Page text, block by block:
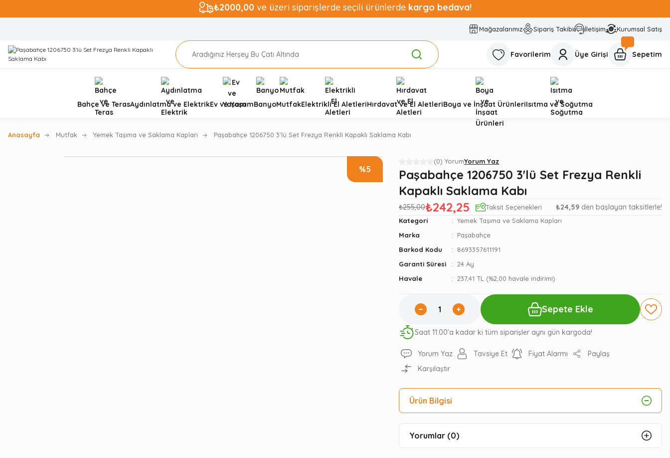
₺2000,00ve üzeri siparişlerde seçili ürünlerde kargo bedava!
Mağazalarımız Sipariş Takibi İletişim Kurumsal Satış
Favorilerim Üye Girişi Sepetim
Bahçe ve TerasAydınlatma ve ElektrikEv ve YaşamBanyoMutfakElektrikli El AletleriHırdavat ve El AletleriBoya ve İnşaat ÜrünleriIsıtma ve Soğutma
Anasayfa Mutfak Yemek Taşıma ve Saklama Kapları Paşabahçe 1206750 3'lü Set Frezya Renkli Kapaklı Saklama Kabı
%5
(0) YorumYorum Yaz
Paşabahçe 1206750 3'lü Set Frezya Renkli
Kapaklı Saklama Kabı
₺255,00₺242,25 Taksit Seçenekleri ₺24,59 den başlayan taksitlerle!
Kategori
Yemek Taşıma ve Saklama Kapları
Marka
Paşabahçe
Barkod Kodu
8693357611191
Garanti Süresi
24 Ay
Havale
237,41 TL (%2,00 havale indirimi)
Sepete Ekle
Saat 11:00’a kadar ki tüm siparişler aynı gün kargoda!
Yorum Yaz Tavsiye Et Fiyat Alarmı
Paylaş
Karşılaştır
Ürün Bilgisi
Yorumlar (0)